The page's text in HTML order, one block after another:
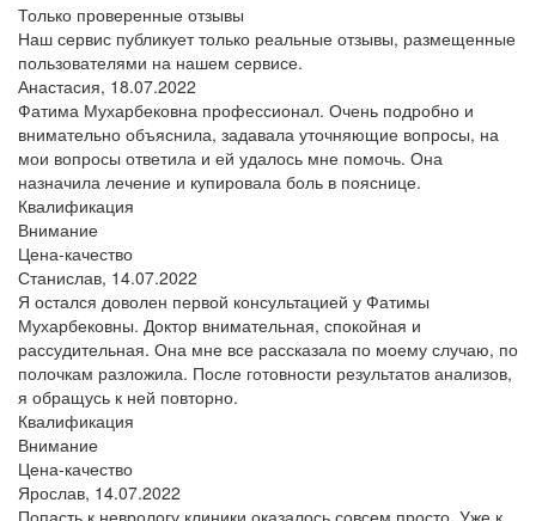
Только проверенные отзывы
Наш сервис публикует только реальные отзывы, размещенные
пользователями на нашем сервисе.
Анастасия, 18.07.2022
Фатима Мухарбековна профессионал. Очень подробно и
внимательно объяснила, задавала уточняющие вопросы, на
мои вопросы ответила и ей удалось мне помочь. Она
назначила лечение и купировала боль в пояснице.
Квалификация
Внимание
Цена-качество
Станислав, 14.07.2022
Я остался доволен первой консультацией у Фатимы
Мухарбековны. Доктор внимательная, спокойная и
рассудительная. Она мне все рассказала по моему случаю, по
полочкам разложила. После готовности результатов анализов,
я обращусь к ней повторно.
Квалификация
Внимание
Цена-качество
Ярослав, 14.07.2022
Попасть к неврологу клиники оказалось совсем просто. Уже к